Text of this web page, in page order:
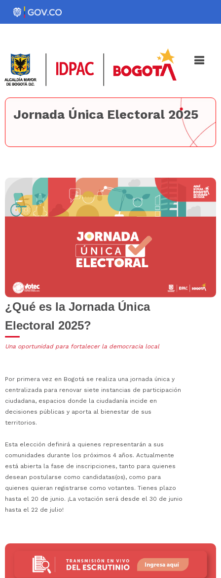
Pasar
Noticias Iniciativas
Jornada Única Electoral 2025
¿Qué es la Jornada Única
Electoral 2025?
Una oportunidad para fortalecer la democracia local
Por primera vez en Bogotá se realiza una jornada única y
centralizada para renovar siete instancias de participación
ciudadana, espacios donde la ciudadanía incide en
decisiones públicas y aporta al bienestar de sus
territorios.
Esta elección definirá a quienes representarán a sus
comunidades durante los próximos 4 años. Actualmente
está abierta la fase de inscripciones, tanto para quienes
desean postularse como candidatas(os), como para
quienes quieran registrarse como votantes. Tienes plazo
hasta el 20 de junio. ¡La votación será desde el 30 de junio
hasta el 22 de julio!